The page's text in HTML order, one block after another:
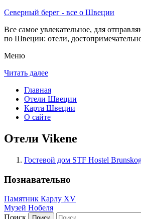
Северный берег - все о Швеции
Все самое увлекательное, для
по Швеции: отели,
Меню
Читать далее
Главная
Отели Швеции
Карта Швеции
О сайте
Отели Vikene
Гостевой дом STF Hostel
Познавательно
Памятник Карлу XV
Музей Нобеля